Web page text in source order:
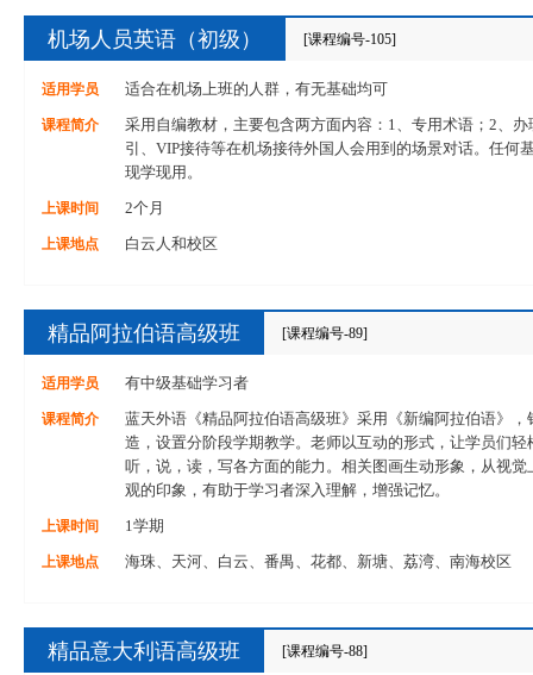
机场人员英语（初级） [课程编号-105]
适用学员 适合在机场上班的人群，有无基础均可
课程简介
采用自编教材，主要包含两方面内容：1、专用术语；2、办
引、VIP接待等在机场接待外国人会用到的场景对话。任何
现学现用。
上课时间 2个月
上课地点 白云人和校区
精品阿拉伯语高级班 [课程编号-89]
适用学员 有中级基础学习者
课程简介
蓝天外语《精品阿拉伯语高级班》采用《新编阿拉伯语》，
造，设置分阶段学期教学。老师以互动的形式，让学员们轻
听，说，读，写各方面的能力。相关图画生动形象，从视觉
观的印象，有助于学习者深入理解，增强记忆。
上课时间 1学期
上课地点 海珠、天河、白云、番禺、花都、新塘、荔湾、南海校区
精品意大利语高级班 [课程编号-88]